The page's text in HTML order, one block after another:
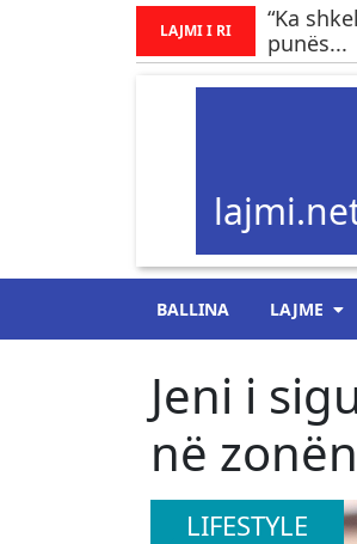
LAJMI I RI
“Ka
punës...
BALLINA LAJME
Jeni i
në
LIFESTYLE